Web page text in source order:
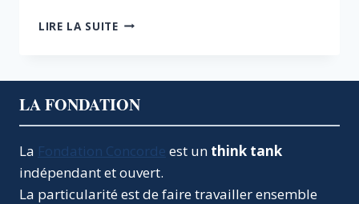
LIRE LA SUITEPRÉPARER
:
LE
À
L’ÉQUILIBRE
BUDGÉTAIRE
LA FONDATION
La Fondation Concorde est un think tank
indépendant et ouvert.
La particularité est de faire travailler ensemble